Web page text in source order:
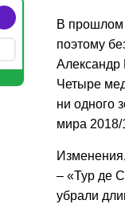
В прошлом
поэтому
Александр
Четыре
ни одного
мира 2018/
– «Тур де
убрали